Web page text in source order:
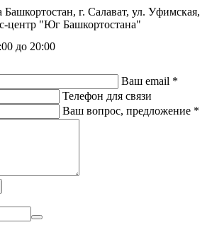
Башкортостан, г. Салават, ул. Уфимская,
центр "Юг Башкортостана"
до 20:00
Ваш email *
Телефон для связи
Ваш вопрос, предложение *